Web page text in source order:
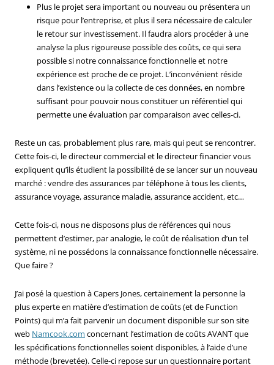
Plus le projet sera important ou nouveau ou présentera un
risque pour l’entreprise, et plus il sera nécessaire de calculer
le retour sur investissement. Il faudra alors procéder à une
analyse la plus rigoureuse possible des coûts, ce qui sera
possible si notre connaissance fonctionnelle et notre
expérience est proche de ce projet. L’inconvénient réside
dans l’existence ou la collecte de ces données, en nombre
suffisant pour pouvoir nous constituer un référentiel qui
permette une évaluation par comparaison avec celles-ci.
Reste un cas, probablement plus rare, mais qui peut se rencontrer.
Cette fois-ci, le directeur commercial et le directeur financier vous
expliquent qu’ils étudient la possibilité de se lancer sur un nouveau
marché : vendre des assurances par téléphone à tous les clients,
assurance voyage, assurance maladie, assurance accident, etc…
Cette fois-ci, nous ne disposons plus de références qui nous
permettent d’estimer, par analogie, le coût de réalisation d’un tel
système, ni ne possédons la connaissance fonctionnelle nécessaire.
Que faire ?
J’ai posé la question à Capers Jones, certainement la personne la
plus experte en matière d’estimation de coûts (et de Function
Points) qui m’a fait parvenir un document disponible sur son site
web Namcook.com concernant l’estimation de coûts AVANT que
les spécifications fonctionnelles soient disponibles, à l’aide d’une
méthode (brevetée). Celle-ci repose sur un questionnaire portant